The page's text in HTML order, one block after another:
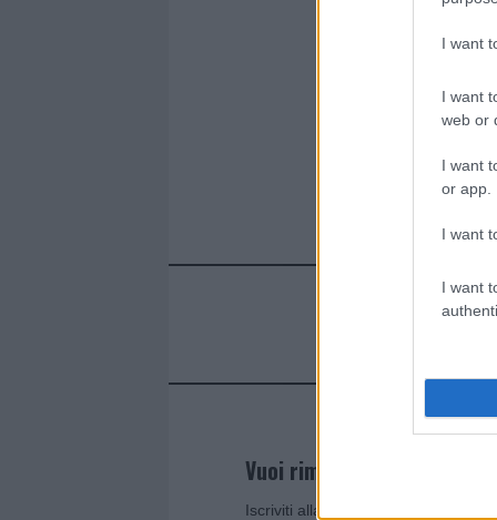
I want
I want
web or
I want
or app.
I want
I want
Vuoi rimanere sempre
Iscriviti alla newsletter di Gallura